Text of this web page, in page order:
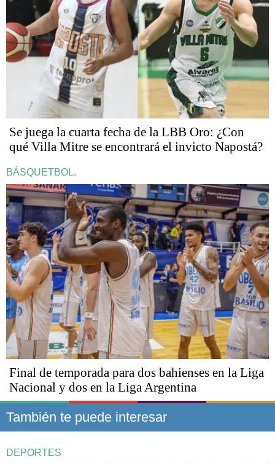
Se juega la cuarta fecha de la LBB Oro: ¿Con
qué Villa Mitre se encontrará el invicto Napostá?
BÁSQUETBOL.
Final de temporada para dos bahienses en la Liga
Nacional y dos en la Liga Argentina
También te puede interesar
DEPORTES